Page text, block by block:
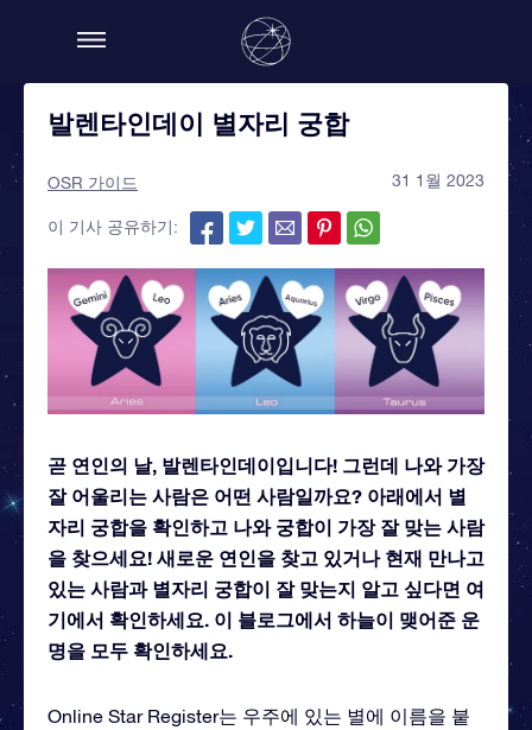
발렌타인데이 별자리 궁합
OSR 가이드 31 1월 2023
이 기사 공유하기:
곧 연인의 날, 발렌타인데이입니다! 그런데 나와 가장
잘 어울리는 사람은 어떤 사람일까요? 아래에서 별
자리 궁합을 확인하고 나와 궁합이 가장 잘 맞는 사람
을 찾으세요! 새로운 연인을 찾고 있거나 현재 만나고
있는 사람과 별자리 궁합이 잘 맞는지 알고 싶다면 여
기에서 확인하세요. 이 블로그에서 하늘이 맺어준 운
명을 모두 확인하세요.
Online Star Register는 우주에 있는 별에 이름을 붙